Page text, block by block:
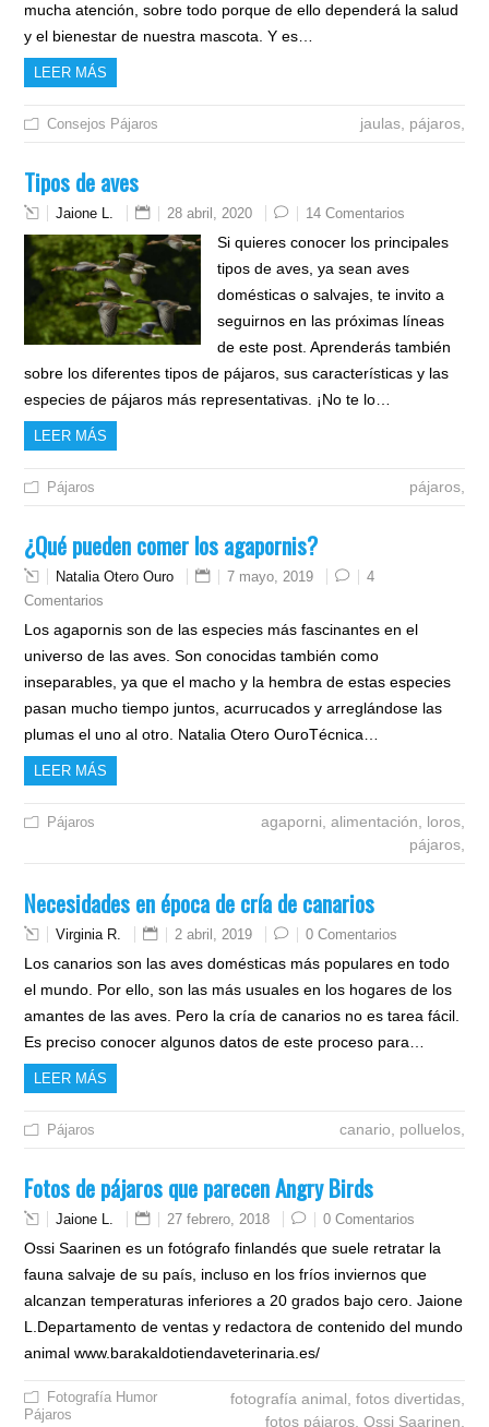
mucha atención, sobre todo porque de ello dependerá la salud
y el bienestar de nuestra mascota. Y es…
LEER MÁS
Consejos Pájaros jaulas, pájaros,
Tipos de aves
Jaione L. 28 abril, 2020 14 Comentarios
Si quieres conocer los principales
tipos de aves, ya sean aves
domésticas o salvajes, te invito a
seguirnos en las próximas líneas
de este post. Aprenderás también
sobre los diferentes tipos de pájaros, sus características y las
especies de pájaros más representativas. ¡No te lo…
LEER MÁS
Pájaros pájaros,
¿Qué pueden comer los agapornis?
Natalia Otero Ouro 7 mayo, 2019
4
Comentarios
Los agapornis son de las especies más fascinantes en el
universo de las aves. Son conocidas también como
inseparables, ya que el macho y la hembra de estas especies
pasan mucho tiempo juntos, acurrucados y arreglándose las
plumas el uno al otro. Natalia Otero OuroTécnica…
LEER MÁS
Pájaros agaporni, alimentación,
loros,
pájaros,
Necesidades en época de cría de canarios
Virginia R. 2 abril, 2019 0 Comentarios
Los canarios son las aves domésticas más populares en todo
el mundo. Por ello, son las más usuales en los hogares de los
amantes de las aves. Pero la cría de canarios no es tarea fácil.
Es preciso conocer algunos datos de este proceso para…
LEER MÁS
Pájaros canario, polluelos,
Fotos de pájaros que parecen Angry Birds
Jaione L. 27 febrero, 2018 0 Comentarios
Ossi Saarinen es un fotógrafo finlandés que suele retratar la
fauna salvaje de su país, incluso en los fríos inviernos que
alcanzan temperaturas inferiores a 20 grados bajo cero. Jaione
L.Departamento de ventas y redactora de contenido del mundo
animal www.barakaldotiendaveterinaria.es/
Fotografía Humor
Pájaros
fotografía animal, fotos divertidas,
fotos pájaros, Ossi Saarinen,